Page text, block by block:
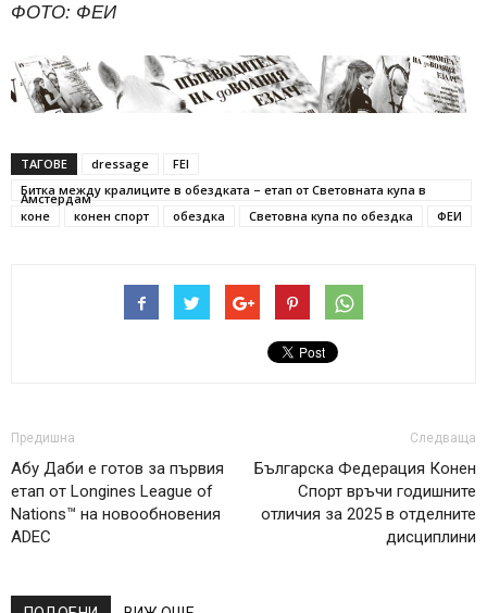
ФОТО: ФЕИ
ТАГОВЕ dressage
FEI
Битка между кралиците в обездката – етап от Световната купа в
Амстердам
коне
конен спорт обездка Световна купа по обездка ФЕИ
Предишна
Абу Даби е готов за първия
етап от Longines League of
Nations™ на новообновения
ADEC
Следваща
Българска Федерация Конен
Спорт връчи годишните
отличия за 2025 в отделните
дисциплини